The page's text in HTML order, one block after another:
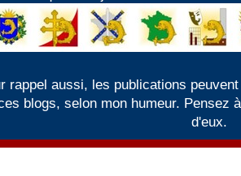
rappel aussi, les publications
blogs, selon mon humeur. Pensez
d'eux.